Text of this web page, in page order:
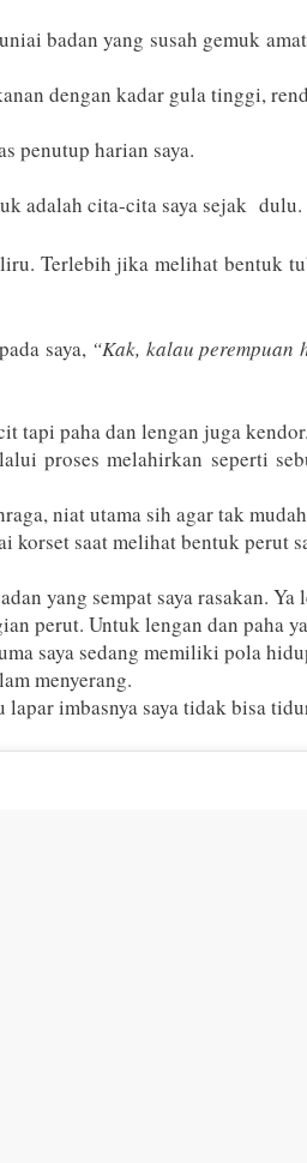
badan yang susah gemuk
dengan kadar gula tinggi,
penutup harian saya.
adalah cita-cita saya sejak dulu.
Terlebih jika melihat bentuk
saya, “Kak, kalau
tapi paha dan lengan juga kendor.
proses melahirkan seperti
niat utama sih agar tak
korset saat melihat bentuk perut
yang sempat saya rasakan.
perut. Untuk lengan dan paha
saya sedang memiliki pola
menyerang.
lapar imbasnya saya tidak bisa